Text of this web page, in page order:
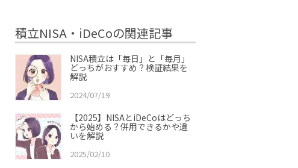
積立NISA・iDeCoの関連記事
NISA積立は「毎日」と「毎月」
どっちがおすすめ？検証結果を
解説
2024/07/19
【2025】NISAとiDeCoはどっち
から始める？併用できるかや違
いを解説
2025/02/10